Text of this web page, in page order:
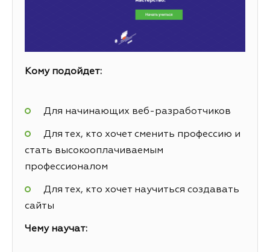
Кому подойдет:
Для начинающих веб-разработчиков
Для тех, кто хочет сменить профессию и
стать высокооплачиваемым
профессионалом
Для тех, кто хочет научиться создавать
сайты
Чему научат: